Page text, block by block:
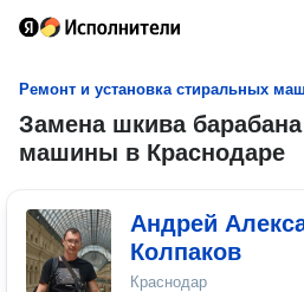
Ремонт и установка стиральных
Замена шкива
машины в Краснодаре
Андрей
Колпаков
Краснодар